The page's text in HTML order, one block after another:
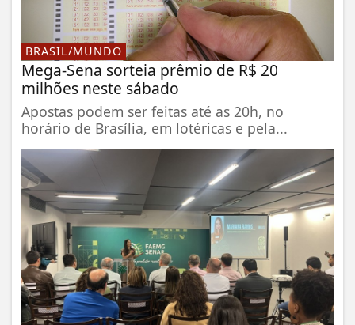
BRASIL/MUNDO
Mega-Sena sorteia prêmio de R$ 20
milhões neste sábado
Apostas podem ser feitas até as 20h, no
horário de Brasília, em lotéricas e pela...